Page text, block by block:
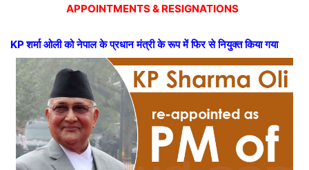
APPOINTMENTS & RESIGNATIONS
KPशर्मा ओली को नेपाल के प्रधान मंत्री के रूप में फिर से नियुक्त किया गया